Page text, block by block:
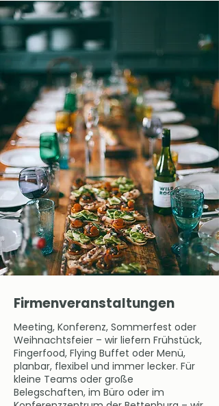
Firmenveranstaltungen
Meeting, Konferenz, Sommerfest oder
Weihnachtsfeier – wir liefern Frühstück,
Fingerfood, Flying Buffet oder Menü,
planbar, flexibel und immer lecker. Für
kleine Teams oder große
Belegschaften, im Büro oder im